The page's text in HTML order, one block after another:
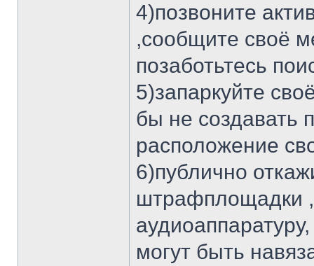
4)позвоните
,сообщите своё
позаботьтесь
5)запаркуйте
бы не создавать
расположение
6)публично
штрафплощадки ,
могут быть